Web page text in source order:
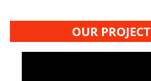
OUR PROJECT